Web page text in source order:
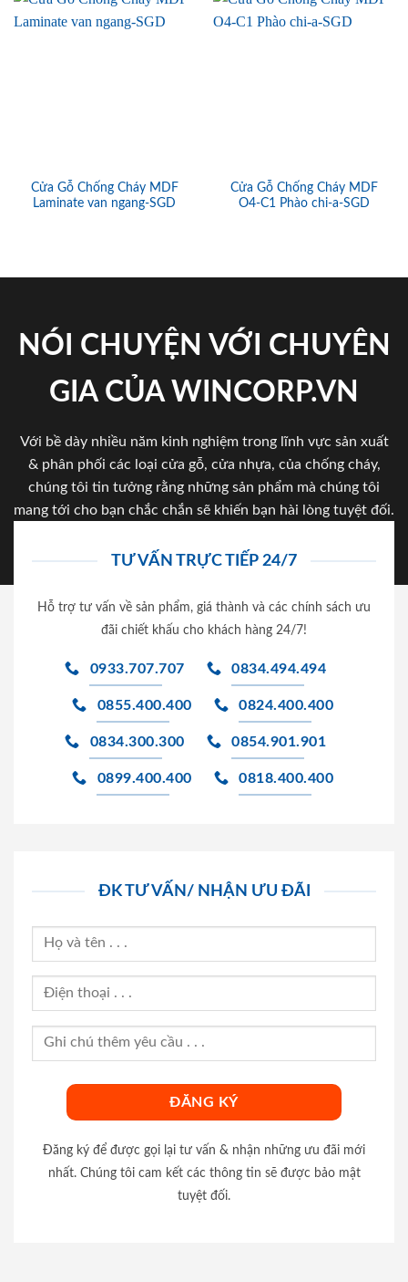
Cửa Gỗ Chống Cháy MDF
Laminate van ngang-SGD
Cửa Gỗ Chống Cháy MDF
O4-C1 Phào chi-a-SGD
NÓI CHUYỆN VỚI CHUYÊN
GIA CỦA WINCORP.VN
Với bề dày nhiều năm kinh nghiệm trong lĩnh vực sản xuất
& phân phối các loại cửa gỗ, cửa nhựa, của chống cháy,
chúng tôi tin tưởng rằng những sản phẩm mà chúng tôi
mang tới cho bạn chắc chắn sẽ khiến bạn hài lòng tuyệt đối.
TƯ VẤN TRỰC TIẾP 24/7
Hỗ trợ tư vấn về sản phẩm, giá thành và các chính sách ưu
đãi chiết khấu cho khách hàng 24/7!
0933.707.707 0834.494.494
0855.400.400 0824.400.400
0834.300.300 0854.901.901
0899.400.400 0818.400.400
ĐK TƯ VẤN/ NHẬN ƯU ĐÃI
Đăng ký để được gọi lại tư vấn & nhận những ưu đãi mới
nhất. Chúng tôi cam kết các thông tin sẽ được bảo mật
tuyệt đối.